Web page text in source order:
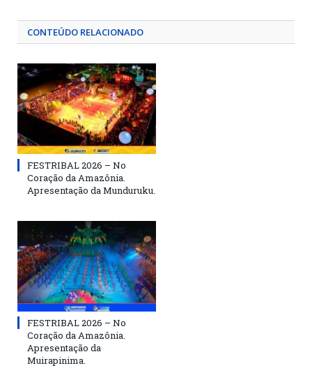
CONTEÚDO RELACIONADO
FESTRIBAL 2026 – No
Coração da Amazônia.
Apresentação da Munduruku.
FESTRIBAL 2026 – No
Coração da Amazônia.
Apresentação da
Muirapinima.